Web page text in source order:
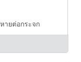
ายต่อกระจก